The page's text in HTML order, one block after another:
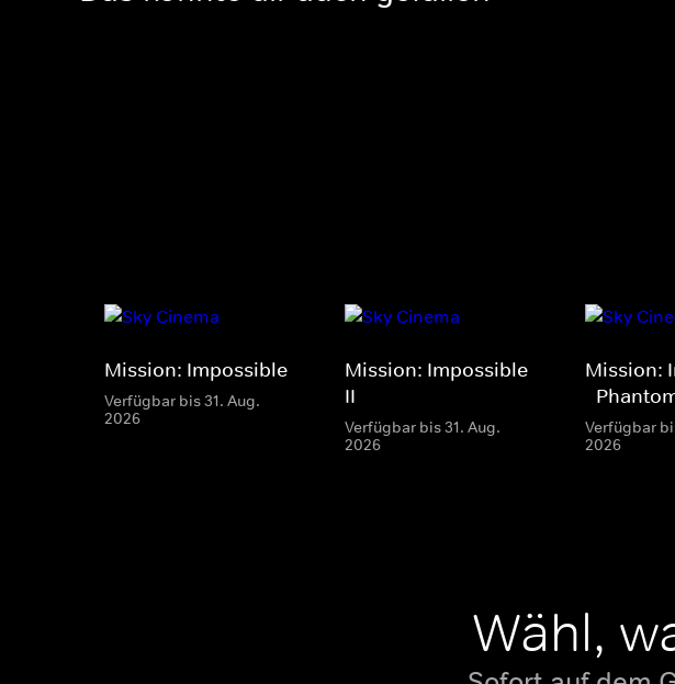
Mission: Impossible
Verfügbar bis 31. Aug.
2026
Mission: Impossible
II
Verfügbar bis 31. Aug.
2026
Mission:
-
Verfügbar
2026
Wähl,